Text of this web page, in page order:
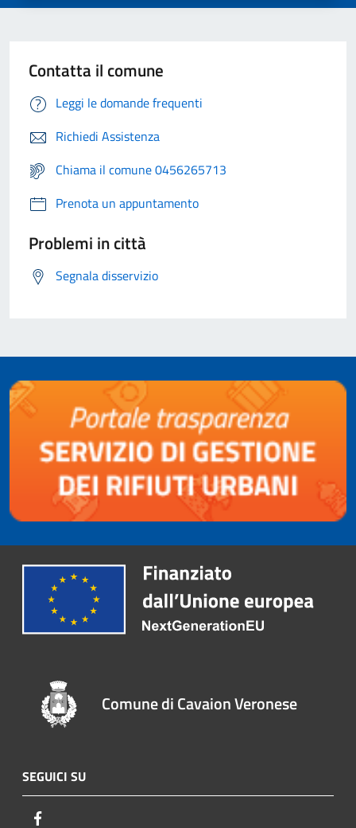
Contatta il comune
Leggi le domande frequenti
Richiedi Assistenza
Chiama il comune 0456265713
Prenota un appuntamento
Problemi in città
Segnala disservizio
Comune di Cavaion Veronese
SEGUICI SU